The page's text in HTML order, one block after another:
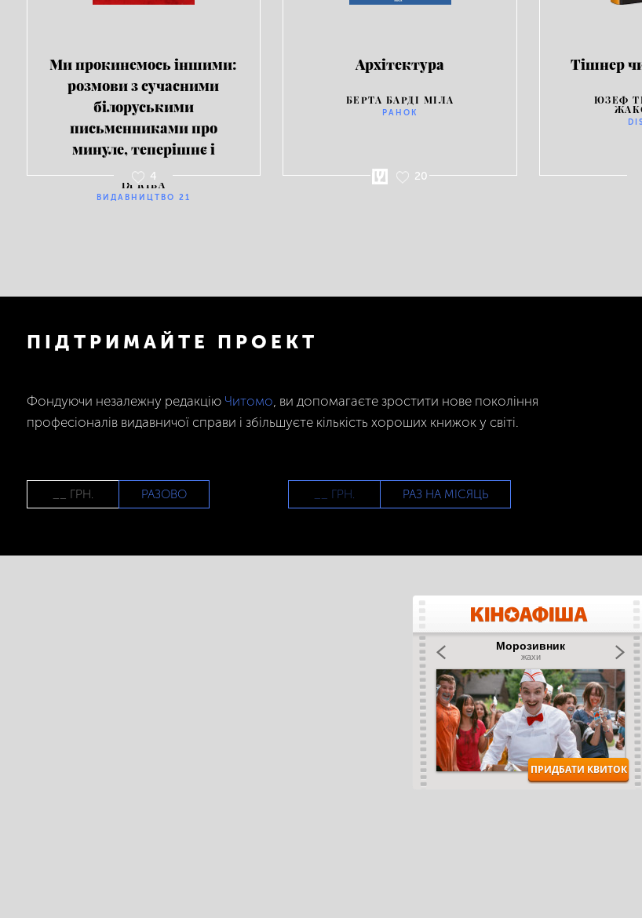
Ми прокинемось іншими:
розмови з сучасними
білоруськими
письменниками про
минуле, теперішнє і
майбутнє Білорусі
ІЯ КІВА
ВИДАВНИЦТВО 21
4
Архітектура
БЕРТА БАРДІ МІЛА
РАНОК
20
Тішнер
ЮЗЕФ
ПІДТРИМАЙТЕ ПРОЕКТ
Фондуючи незалежну редакцію Читомо, ви допомагаєте зростити нове покоління
професіоналів видавничої справи і збільшуєте кількість хороших книжок у світі.
РАЗОВО РАЗ НА МІСЯЦЬ